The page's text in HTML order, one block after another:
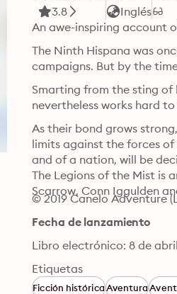
3.8 Inglés
An awe-inspiring account
The Ninth Hispana was
campaigns. But by the
Smarting from the sting of
nevertheless works hard
As their bond grows
limits against the forces
and of a nation, will be
The Legions of the Mist is
Scarrow, Conn Iggulden
© 2019 Canelo Adventure
Fecha de lanzamiento
Libro electrónico: 8 de
Etiquetas
Ficción históricaAventura